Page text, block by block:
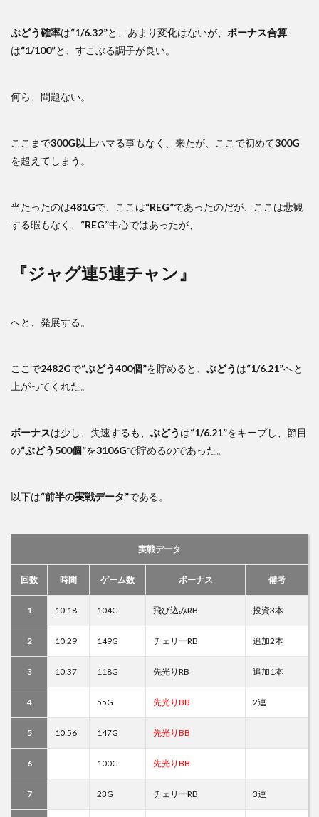
ぶどう確率は“1/6.32”と、あまり変化はないが、 ボーナス合算
は“1/100”と、すこぶる調子が良い。
何ら、問題ない。
ここまで300G以上ハマる事もなく、来たが、ここで初めて300G
を超えてしまう。
当たったのは481Gで、ここは“REG”であったのだが、ここは悲観
する暇もなく、 “REG”中心ではあったが、
『ジャグ連5連チャン』
へと、発展する。
ここで2482Gで“ぶどう400個”を貯めると、 ぶどう は“1/6.21”へと
上がってくれた。
ボーナスは少し、失速するも、 ぶどう は“1/6.21”をキープし、節目
の“ぶどう500個”を3106Gで貯めるのであった。
以下は“前半の実戦データ”である。
実戦データ
回数 時間 ゲーム数 ボーナス 備考
1 10:18 104G 飛び込みRB 投資3本
2 10:29 149G チェリーRB 追加2本
3 10:37 118G 先光りRB 追加1本
4 55G 先光りBB 2連
5 10:56 147G 先光りBB
6 100G 先光りBB
7 23G チェリーRB 3連